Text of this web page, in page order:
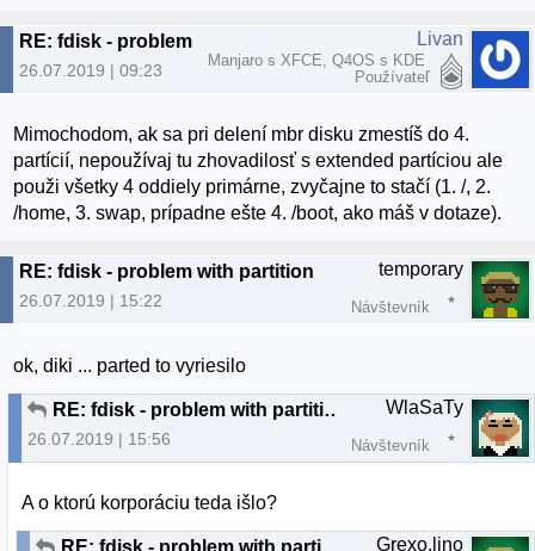
RE: fdisk - problem with partition
26.07.2019 | 09:23
Livan
Manjaro s XFCE, Q4OS s KDE
Používateľ
Mimochodom, ak sa pri delení mbr disku zmestíš do 4.
partícií, nepoužívaj tu zhovadilosť s extended partíciou ale
použi všetky 4 oddiely primárne, zvyčajne to stačí (1. /, 2.
/home, 3. swap, prípadne ešte 4. /boot, ako máš v dotaze).
RE: fdisk - problem with partition
26.07.2019 | 15:22
temporary
Návštevník
ok, diki ... parted to vyriesilo
RE: fdisk - problem with partition
26.07.2019 | 15:56
WlaSaTy
Návštevník
A o ktorú korporáciu teda išlo?
Grexo.lino